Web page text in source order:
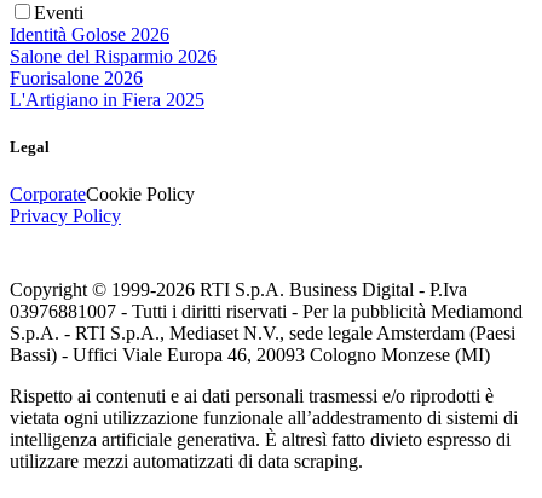
Eventi
Identità Golose 2026
Salone del Risparmio 2026
Fuorisalone 2026
L'Artigiano in Fiera 2025
Legal
CorporateCookie Policy
Privacy Policy
Copyright © 1999-2026 RTI S.p.A. Business Digital - P.Iva
03976881007 - Tutti i diritti riservati - Per la pubblicità Mediamond
S.p.A. - RTI S.p.A., Mediaset N.V., sede legale Amsterdam (Paesi
Bassi) - Uffici Viale Europa 46, 20093 Cologno Monzese (MI)
Rispetto ai contenuti e ai dati personali trasmessi e/o riprodotti è
vietata ogni utilizzazione funzionale all’addestramento di sistemi di
intelligenza artificiale generativa. È altresì fatto divieto espresso di
utilizzare mezzi automatizzati di data scraping.